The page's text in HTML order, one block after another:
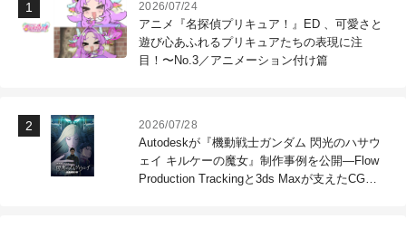
2026/07/24
アニメ『名探偵プリキュア！』ED 、可愛さと
遊び心あふれるプリキュアたちの表現に注
目！〜No.3／アニメーション付け篇
2026/07/28
Autodeskが『機動戦士ガンダム 閃光のハサウ
ェイ キルケーの魔女』制作事例を公開―Flow
Production Trackingと3ds Maxが支えたCG制